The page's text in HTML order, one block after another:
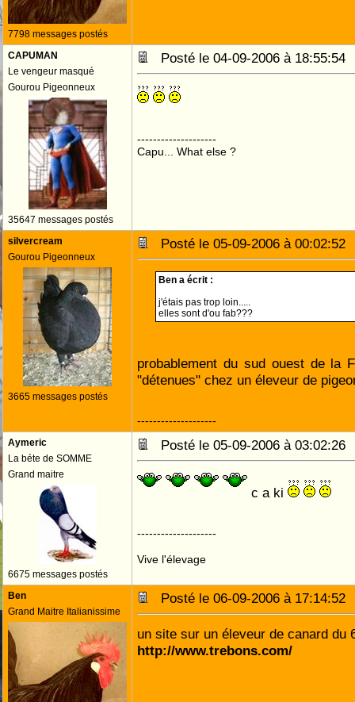
7798 messages postés
CAPUMAN
Le vengeur masqué
Gourou Pigeonneux
35647 messages postés
Posté le 04-09-2006 à
--------------------
Capu... What else ?
silvercream
Gourou Pigeonneux
3665 messages postés
Posté le 05-09-2006 à
Ben a écrit :
j'étais pas trop loin.....
elles sont d'ou fab???
probablement du sud ouest de la
"détenues" chez un éleveur de
--------------------
Aymeric
La béte de SOMME
Grand maitre
6675 messages postés
Posté le 05-09-2006 à
c a ki
--------------------
Vive l'élevage
Ben
Grand Maitre Italianissime
Posté le 06-09-2006 à
un site sur un éleveur de canard du
http://www.trebons.com/